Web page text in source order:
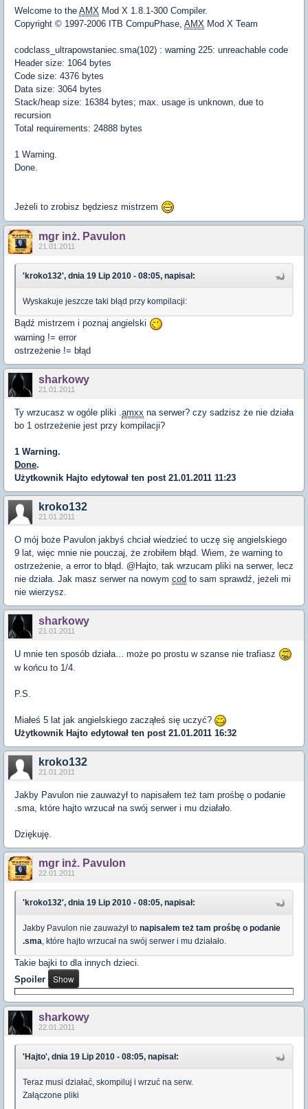
Welcome to the AMX Mod X 1.8.1-300 Compiler.
Copyright © 1997-2006 ITB CompuPhase, AMX Mod X Team
codclass_ultrapowstaniec.sma(102) : warning 225: unreachable code
Header size: 1064 bytes
Code size: 4376 bytes
Data size: 3064 bytes
Stack/heap size: 16384 bytes; max. usage is unknown, due to
recursion
Total requirements: 24888 bytes
1 Warning.
Done.
Jeżeli to zrobisz będziesz mistrzem
mgr inż. Pavulon
21.01.2011
'kroko132', dnia 19 Lip 2010 - 08:05, napisał:
Wyskakuje jeszcze taki błąd przy kompilacji:
Bądź mistrzem i poznaj angielski
warning != error
ostrzeżenie != błąd
sharkowy
21.01.2011
Ty wrzucasz w ogóle pliki . amxx na serwer? czy sadzisz że nie działa
bo 1 ostrzeżenie jest przy kompilacji?
1 Warning.
Done.
Użytkownik Hajto edytował ten post 21.01.2011 11:23
kroko132
21.01.2011
O mój boże Pavulon jakbyś chciał wiedzieć to uczę się angielskiego
9 lat, więc mnie nie pouczaj, że zrobiłem błąd. Wiem, że warning to
ostrzeżenie, a error to błąd. @Hajto, tak wrzucam pliki na serwer, lecz
nie działa. Jak masz serwer na nowym cod to sam sprawdź, jeżeli mi
nie wierzysz.
sharkowy
21.01.2011
U mnie ten sposób działa... może po prostu w szanse nie trafiasz
w końcu to 1/4.
P.S.
Miałeś 5 lat jak angielskiego zacząłeś się uczyć?
Użytkownik Hajto edytował ten post 21.01.2011 16:32
kroko132
21.01.2011
Jakby Pavulon nie zauważył to napisałem też tam prośbę o podanie
.sma, które hajto wrzucał na swój serwer i mu działało.
Dziękuję.
mgr inż. Pavulon
22.01.2011
'kroko132', dnia 19 Lip 2010 - 08:05, napisał:
Jakby Pavulon nie zauważył to napisałem też tam prośbę o podanie
.sma, które hajto wrzucał na swój serwer i mu działało.
Takie bajki to dla innych dzieci.
Spoiler
sharkowy
22.01.2011
'Hajto', dnia 19 Lip 2010 - 08:05, napisał:
Teraz musi działać, skompiluj i wrzuć na serw.
Załączone pliki